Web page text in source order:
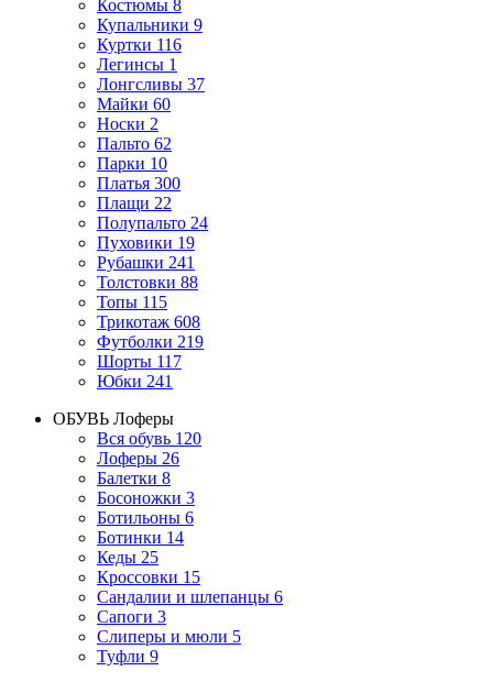
Костюмы 8
Купальники 9
Куртки 116
Легинсы 1
Лонгсливы 37
Майки 60
Носки 2
Пальто 62
Парки 10
Платья 300
Плащи 22
Полупальто 24
Пуховики 19
Рубашки 241
Толстовки 88
Топы 115
Трикотаж 608
Футболки 219
Шорты 117
Юбки 241
ОБУВЬ Лоферы
Вся обувь 120
Лоферы 26
Балетки 8
Босоножки 3
Ботильоны 6
Ботинки 14
Кеды 25
Кроссовки 15
Сандалии и шлепанцы 6
Сапоги 3
Слиперы и мюли 5
Туфли 9